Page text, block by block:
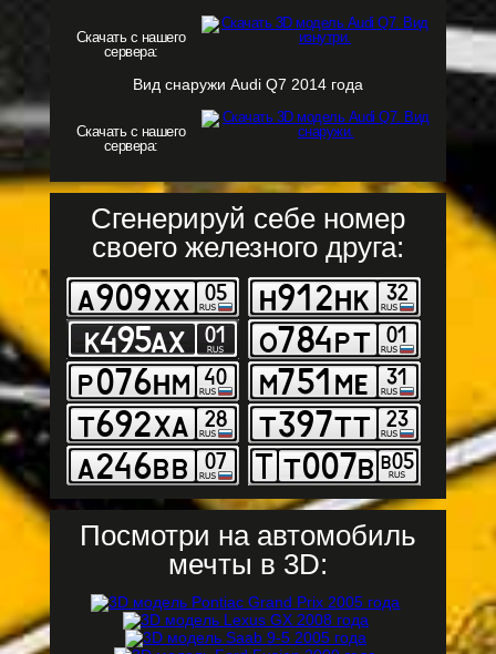
Скачать с нашего
сервера:
Вид снаружи Audi Q7 2014 года
Скачать с нашего
сервера:
Сгенерируй себе номер
своего железного друга:
Посмотри на автомобиль
мечты в 3D: